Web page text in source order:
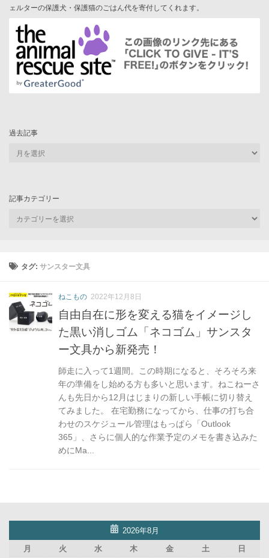
タグ:サンスター文具
ねこもの 2022年12月8日
自由自在に形を変える猫をイメージし
た黒い消しゴム「ネコゴム」サンスタ
ー文具から新発売！
師走に入って1週間。この時期になると、そろそろ来
年の準備をし始める方も多いと思います。ねこねーさ
んも先日から12月はじまりの新しい手帳に切り替え
てみました。 在宅勤務になってから、仕事の打ち合
わせのスケジュール管理はもっぱら「Outlook
365」、さらに個人的な作業予定のメモを書き込みた
めにMa...
ェルターの保護犬・保護猫のごはん代を寄付してくれます。
過去記事
記事カテゴリー
ゴ
2026年8月
月
火 水 木 金 土 日